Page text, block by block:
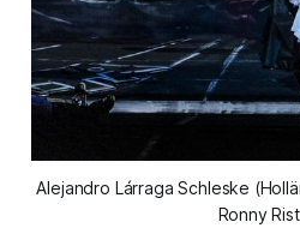
Alejandro Lárraga Schleske
Ronny